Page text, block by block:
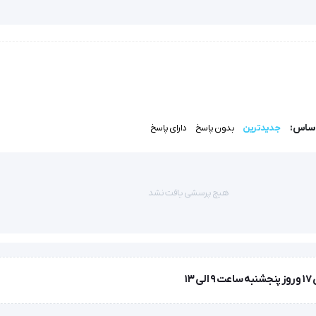
جدیدترین بدون پاسخ دارای پاسخ
هیچ پرسشی یافت نشد